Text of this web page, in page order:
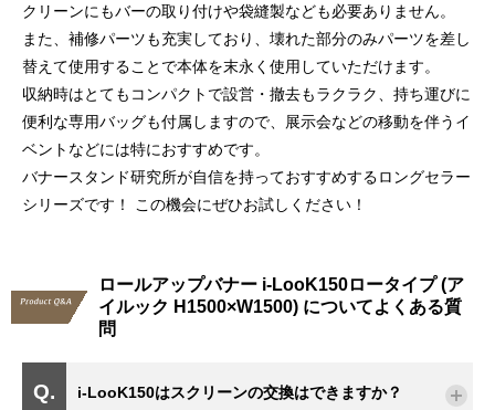
クリーンにもバーの取り付けや袋縫製なども必要ありません。
また、補修パーツも充実しており、壊れた部分のみパーツを差し
替えて使用することで本体を末永く使用していただけます。
収納時はとてもコンパクトで設営・撤去もラクラク、持ち運びに
便利な専用バッグも付属しますので、展示会などの移動を伴うイ
ベントなどには特におすすめです。
バナースタンド研究所が自信を持っておすすめするロングセラー
シリーズです！ この機会にぜひお試しください！
ロールアップバナー i-LooK150ロータイプ (ア
イルック H1500×W1500) についてよくある質
問
i-LooK150はスクリーンの交換はできますか？